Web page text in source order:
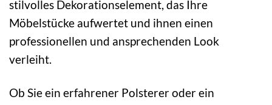
stilvolles Dekorationselement, das Ihre
Möbelstücke aufwertet und ihnen einen
professionellen und ansprechenden Look
verleiht.
Ob Sie ein erfahrener Polsterer oder ein